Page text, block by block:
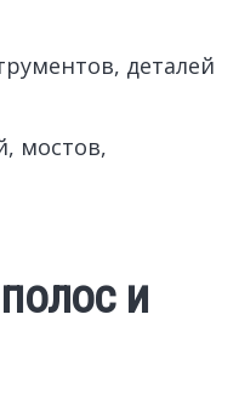
деталей
мостов,
и